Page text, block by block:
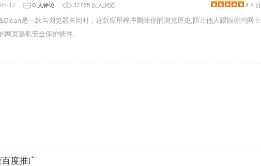
选项页，在其中找到“白名单”.用户可以将自己信任的网站加入到白名单。
12 0 人评论 32765 次人浏览 4.8 分
是一款当浏览器关闭时，这款应用程序删除你的浏览历史,防止他人跟踪你的网上
网页隐私安全保护插件。
百度推广